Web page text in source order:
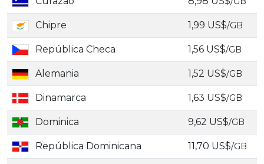
Chipre 1,99 US$/GB
República Checa 1,56 US$/GB
Alemania 1,52 US$/GB
Dinamarca 1,63 US$/GB
Dominica 9,62 US$/GB
República Dominicana 11,70 US$/GB